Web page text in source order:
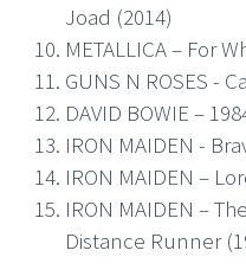
Joad (2014)
METALLICA – For
GUNS N ROSES -
DAVID BOWIE –
IRON MAIDEN -
IRON MAIDEN –
IRON MAIDEN –
Distance Runner